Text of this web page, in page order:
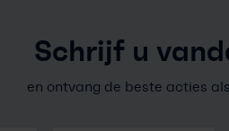
Schrijf u
en ontvang de beste acties